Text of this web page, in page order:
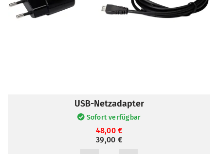
USB-Netzadapter
Sofort verfügbar
48,00€
Ursprünglicher
Preis
39,00 €
Aktueller
Preis